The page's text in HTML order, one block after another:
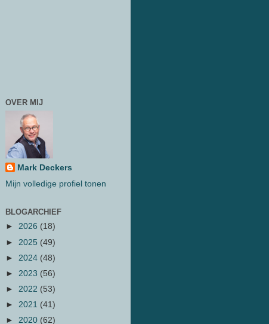
OVER MIJ
Mark Deckers
Mijn volledige profiel tonen
BLOGARCHIEF
► 2026 (18)
► 2025 (49)
► 2024 (48)
► 2023 (56)
► 2022 (53)
► 2021 (41)
► 2020 (62)